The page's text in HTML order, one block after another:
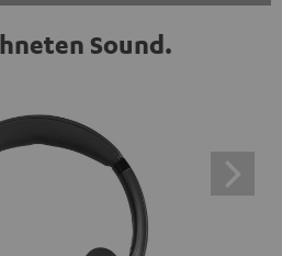
UND ANZEIGEN
externe Inhalte. Der
nur einem Klick angezeigt
des Inhalts wird zugestimmt,
werden. Dabei können
an Drittplattformen
Sound.